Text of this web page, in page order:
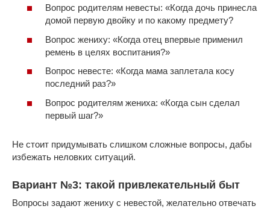
Вопрос родителям невесты: «Когда дочь принесла
домой первую двойку и по какому предмету?
Вопрос жениху: «Когда отец впервые применил
ремень в целях воспитания?»
Вопрос невесте: «Когда мама заплетала косу
последний раз?»
Вопрос родителям жениха: «Когда сын сделал
первый шаг?»
Не стоит придумывать слишком сложные вопросы, дабы
избежать неловких ситуаций.
Вариант №3: такой привлекательный быт
Вопросы задают жениху с невестой, желательно отвечать